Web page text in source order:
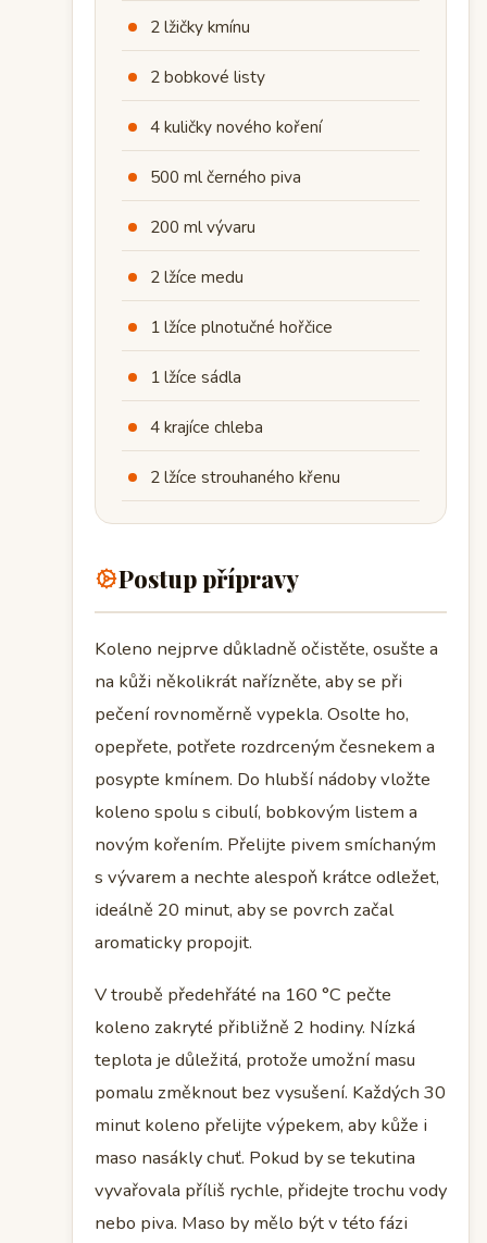
2 lžičky kmínu
2 bobkové listy
4 kuličky nového koření
500 ml černého piva
200 ml vývaru
2 lžíce medu
1 lžíce plnotučné hořčice
1 lžíce sádla
4 krajíce chleba
2 lžíce strouhaného křenu
Postup přípravy
Koleno nejprve důkladně očistěte, osušte a
na kůži několikrát nařízněte, aby se při
pečení rovnoměrně vypekla. Osolte ho,
opepřete, potřete rozdrceným česnekem a
posypte kmínem. Do hlubší nádoby vložte
koleno spolu s cibulí, bobkovým listem a
novým kořením. Přelijte pivem smíchaným
s vývarem a nechte alespoň krátce odležet,
ideálně 20 minut, aby se povrch začal
aromaticky propojit.
V troubě předehřáté na 160 °C pečte
koleno zakryté přibližně 2 hodiny. Nízká
teplota je důležitá, protože umožní masu
pomalu změknout bez vysušení. Každých 30
minut koleno přelijte výpekem, aby kůže i
maso nasákly chuť. Pokud by se tekutina
vyvařovala příliš rychle, přidejte trochu vody
nebo piva. Maso by mělo být v této fázi